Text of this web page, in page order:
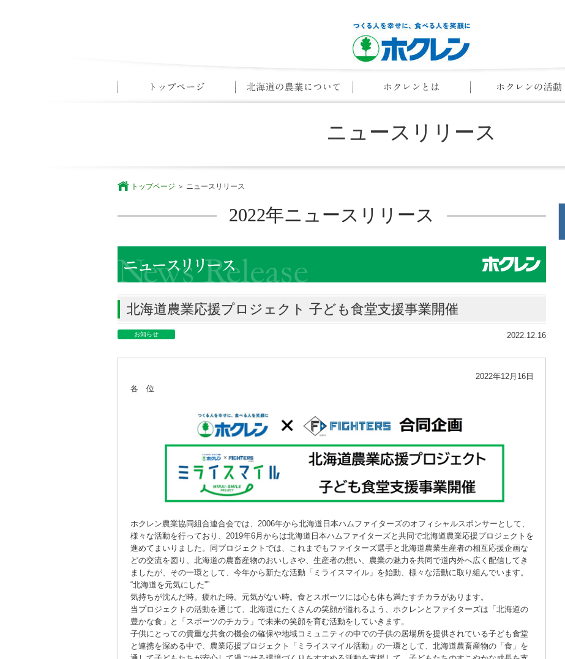
ニュースリリース
トップページ ニュースリリース
2022年ニュースリリース
北海道農業応援プロジェクト 子ども食堂支援事業開催
お知らせ 2022.12.16
2022年12月16日
各 位
ホクレン農業協同組合連合会では、2006年から北海道日本ハムファイターズのオフィシャルスポンサーとして、
様々な活動を行っており、2019年6月からは北海道日本ハムファイターズと共同で北海道農業応援プロジェクトを
進めてまいりました。同プロジェクトでは、これまでもファイターズ選手と北海道農業生産者の相互応援企画な
どの交流を図り、北海道の農畜産物のおいしさや、生産者の想い、農業の魅力を共同で道内外へ広く配信してき
ましたが、その一環として、今年から新たな活動「ミライスマイル」を始動、様々な活動に取り組んでいます。
“北海道を元気にした””
気持ちが沈んだ時。疲れた時。元気がない時。食とスポーツには心も体も満たすチカラがあります。
当プロジェクトの活動を通じて、北海道にたくさんの笑顔が溢れるよう、ホクレンとファイターズは「北海道の
豊かな食」と「スポーツのチカラ」で未来の笑顔を育む活動をしていきます。
子供にとっての貴重な共食の機会の確保や地域コミュニティの中での子供の居場所を提供されている子ども食堂
と連携を深める中で、農業応援プロジェクト「ミライスマイル活動」の一環として、北海道農畜産物の「食」を